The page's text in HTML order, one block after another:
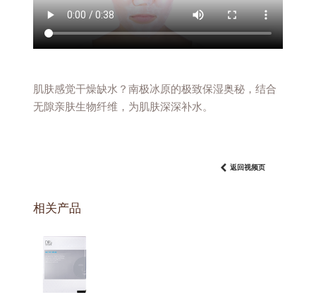
肌肤感觉干燥缺水？南极冰原的极致保湿奥秘，结合
无隙亲肤生物纤维，为肌肤深深补水。
返回视频页
相关产品